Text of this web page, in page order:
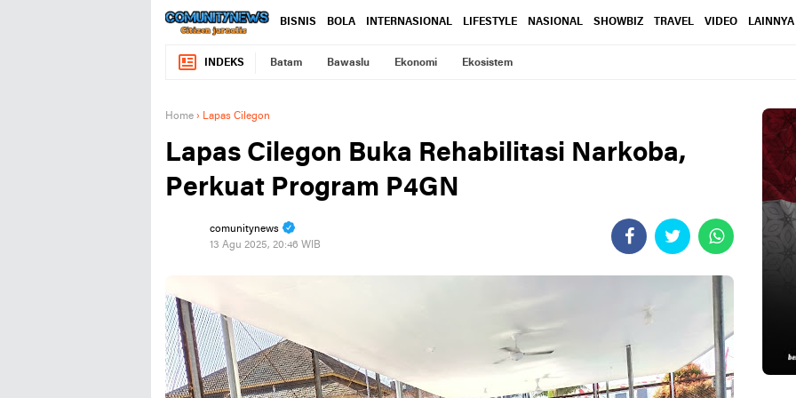
BISNIS BOLA INTERNASIONAL LIFESTYLE NASIONAL SHOWBIZ TRAVEL VIDEO LAINNYA
INDEKS Batam Bawaslu Ekonomi Ekosistem
Home › Lapas Cilegon
Lapas Cilegon Buka Rehabilitasi Narkoba,
Perkuat Program P4GN
comunitynews
13 Agu 2025, 20:46 WIB